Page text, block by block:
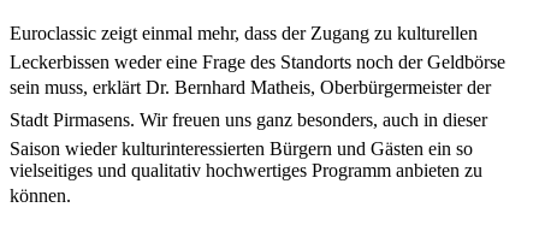
Euroclassic zeigt einmal mehr, dass der Zugang zu kulturellen
Leckerbissen weder eine Frage des Standorts noch der Geldbörse
sein muss, erklärt Dr. Bernhard Matheis, Oberbürgermeister der
Stadt Pirmasens. Wir freuen uns ganz besonders, auch in dieser
Saison wieder kulturinteressierten Bürgern und Gästen ein so
vielseitiges und qualitativ hochwertiges Programm anbieten zu
können.